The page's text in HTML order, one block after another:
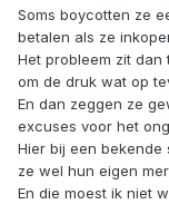
Soms boycotten ze
betalen als ze
Het probleem zit
om de druk wat op
En dan zeggen ze
excuses voor het
Hier bij een
ze wel hun eigen
En die moest ik niet